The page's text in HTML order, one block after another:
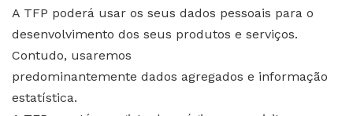
A TFP poderá usar os seus dados pessoais para o
desenvolvimento dos seus produtos e serviços.
Contudo, usaremos
predominantemente dados agregados e informação
estatística.